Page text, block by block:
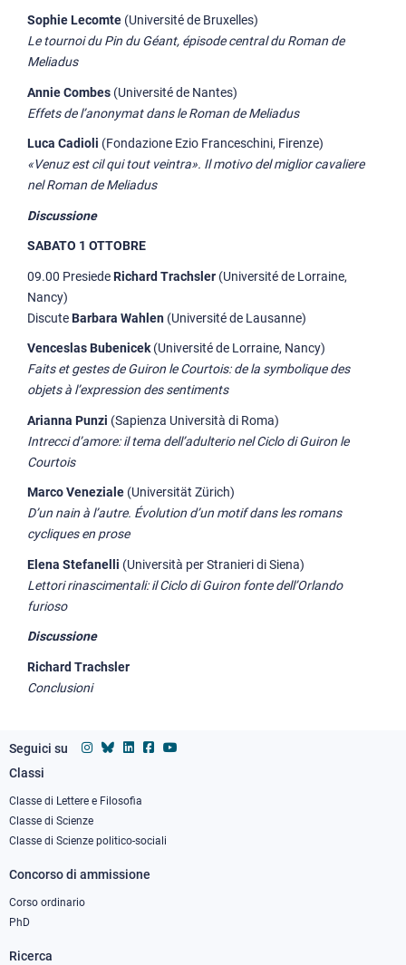
Sophie Lecomte (Université de Bruxelles)
Le tournoi du Pin du Géant, épisode central du Roman de
Meliadus
Annie Combes (Université de Nantes)
Effets de l’anonymat dans le Roman de Meliadus
Luca Cadioli (Fondazione Ezio Franceschini, Firenze)
«Venuz est cil qui tout veintra». Il motivo del miglior cavaliere
nel Roman de Meliadus
Discussione
SABATO 1 OTTOBRE
09.00 PresiedeRichard Trachsler (Université de Lorraine,
Nancy)
DiscuteBarbara Wahlen (Université de Lausanne)
Venceslas Bubenicek (Université de Lorraine, Nancy)
Faits et gestes de Guiron le Courtois: de la symbolique des
objets à l’expression des sentiments
Arianna Punzi (Sapienza Università di Roma)
Intrecci d’amore: il tema dell’adulterio nel Ciclo di Guiron le
Courtois
Marco Veneziale (Universität Zürich)
D’un nain à l’autre. Évolution d’un motif dans les romans
cycliques en prose
Elena Stefanelli (Università per Stranieri di Siena)
Lettori rinascimentali: il Ciclo di Guiron fonte dell’Orlando
furioso
Discussione
Richard Trachsler
Conclusioni
Seguici su
Footer
column
1
Classi
Classe di Lettere e Filosofia
Classe di Scienze
Classe di Scienze politico-sociali
Concorso di ammissione
Corso ordinario
PhD
Ricerca